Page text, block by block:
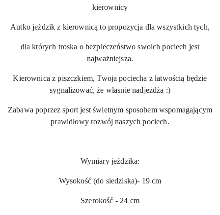
kierownicy
Autko jeździk z kierownicą to propozycja dla wszystkich tych,
dla których troska o bezpieczeństwo swoich pociech jest
najważniejsza.
Kierownica z piszczkiem, Twoja pociecha z łatwością będzie
sygnalizować, że własnie nadjeżdża :)
Zabawa poprzez sport jest świetnym sposobem wspomagającym
prawidłowy rozwój naszych pociech.
Wymiary jeździka:
Wysokość (do siedziska)- 19 cm
Szerokość - 24 cm